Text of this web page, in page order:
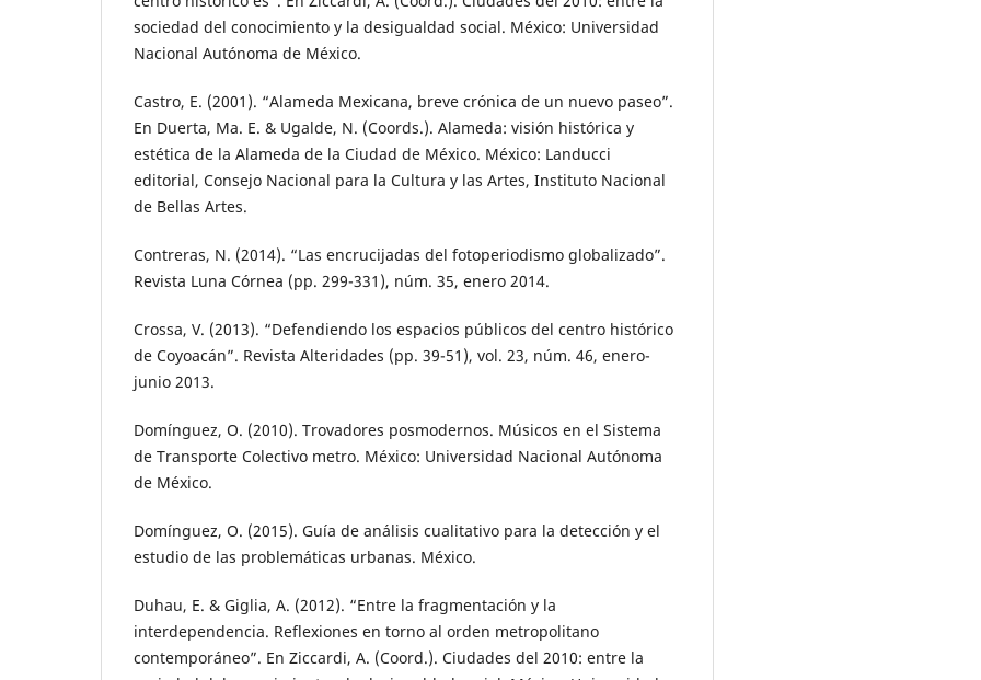
sociedad del conocimiento y la desigualdad social. México: Universidad
Nacional Autónoma de México.
Castro, E. (2001). “Alameda Mexicana, breve crónica de un nuevo paseo”.
En Duerta, Ma. E. & Ugalde, N. (Coords.). Alameda: visión histórica y
estética de la Alameda de la Ciudad de México. México: Landucci
editorial, Consejo Nacional para la Cultura y las Artes, Instituto Nacional
de Bellas Artes.
Contreras, N. (2014). “Las encrucijadas del fotoperiodismo globalizado”.
Revista Luna Córnea (pp. 299-331), núm. 35, enero 2014.
Crossa, V. (2013). “Defendiendo los espacios públicos del centro histórico
de Coyoacán”. Revista Alteridades (pp. 39-51), vol. 23, núm. 46, enero-
junio 2013.
Domínguez, O. (2010). Trovadores posmodernos. Músicos en el Sistema
de Transporte Colectivo metro. México: Universidad Nacional Autónoma
de México.
Domínguez, O. (2015). Guía de análisis cualitativo para la detección y el
estudio de las problemáticas urbanas. México.
Duhau, E. & Giglia, A. (2012). “Entre la fragmentación y la
interdependencia. Reflexiones en torno al orden metropolitano
contemporáneo”. En Ziccardi, A. (Coord.). Ciudades del 2010: entre la